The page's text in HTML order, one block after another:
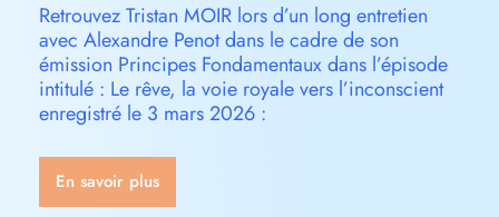
Retrouvez Tristan MOIR lors d’un long entretien
avec Alexandre Penot dans le cadre de son
émission Principes Fondamentaux dans l’épisode
intitulé : Le rêve, la voie royale vers l’inconscient
enregistré le 3 mars 2026 :
En savoir plus